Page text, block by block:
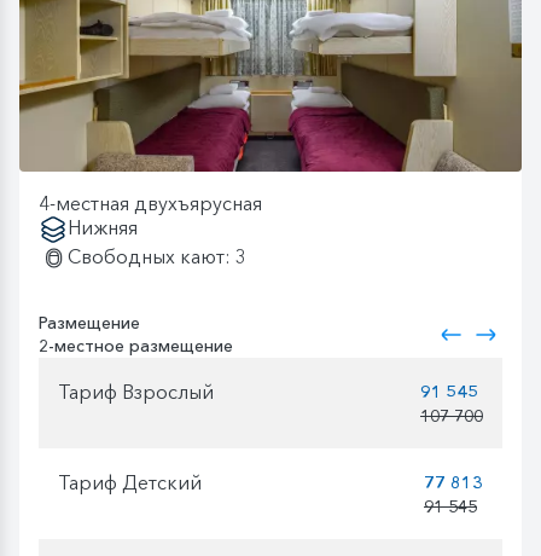
4-местная двухъярусная
Нижняя
Свободных кают: 3
Размещение
2-местное размещение
Тариф Взрослый
91 545
107 700
Тариф Детский
77 813
91 545